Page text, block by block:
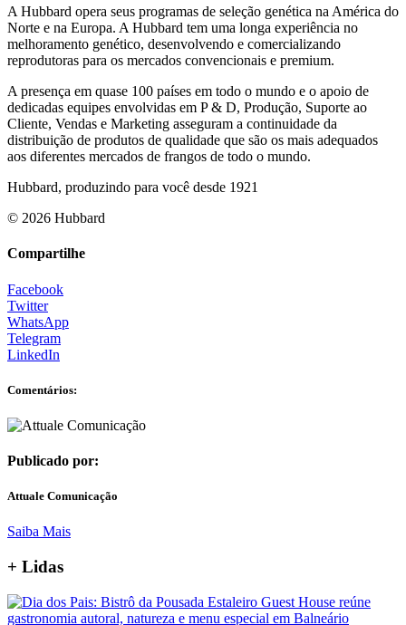
A Hubbard opera seus programas de seleção genética na América do
Norte e na Europa. A Hubbard tem uma longa experiência no
melhoramento genético, desenvolvendo e comercializando
reprodutoras para os mercados convencionais e premium.
A presença em quase 100 países em todo o mundo e o apoio de
dedicadas equipes envolvidas em P & D, Produção, Suporte ao
Cliente, Vendas e Marketing asseguram a continuidade da
distribuição de produtos de qualidade que são os mais adequados
aos diferentes mercados de frangos de todo o mundo.
Hubbard, produzindo para você desde 1921
© 2026 Hubbard
Compartilhe
Facebook
Twitter
WhatsApp
Telegram
LinkedIn
Comentários:
Publicado por:
Attuale Comunicação
Saiba Mais
+ Lidas